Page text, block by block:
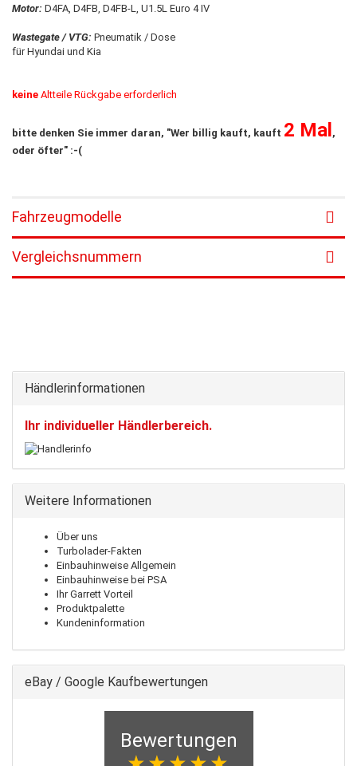
Motor: D4FA, D4FB, D4FB-L, U1.5L Euro 4 IV
Wastegate / VTG: Pneumatik / Dose
für Hyundai und Kia
keine Altteile Rückgabe erforderlich
bitte denken Sie immer daran, "Wer billig kauft, kauft 2 Mal,
oder öfter" :-(
Fahrzeugmodelle
Vergleichsnummern
Händlerinformationen
Ihr individueller Händlerbereich.
Weitere Informationen
Über uns
Turbolader-Fakten
Einbauhinweise Allgemein
Einbauhinweise bei PSA
Ihr Garrett Vorteil
Produktpalette
Kundeninformation
eBay / Google Kaufbewertungen
Bewertungen